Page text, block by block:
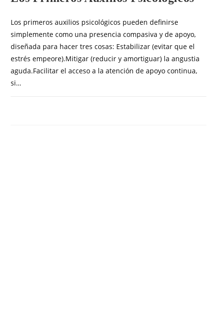
Los primeros auxilios psicológicos pueden definirse
simplemente como una presencia compasiva y de apoyo,
diseñada para hacer tres cosas: Estabilizar (evitar que el
estrés empeore).Mitigar (reducir y amortiguar) la angustia
aguda.Facilitar el acceso a la atención de apoyo continua,
si…